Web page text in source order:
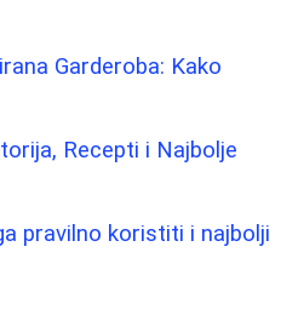
Garderoba: Kako
Recepti i Najbolje
pravilno koristiti i najbolji